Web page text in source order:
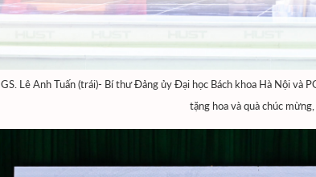
GS. Lê Anh Tuấn (trái)- Bí thư Đảng ủy Đại học Bách khoa Hà Nội và
tặng hoa và quà chúc